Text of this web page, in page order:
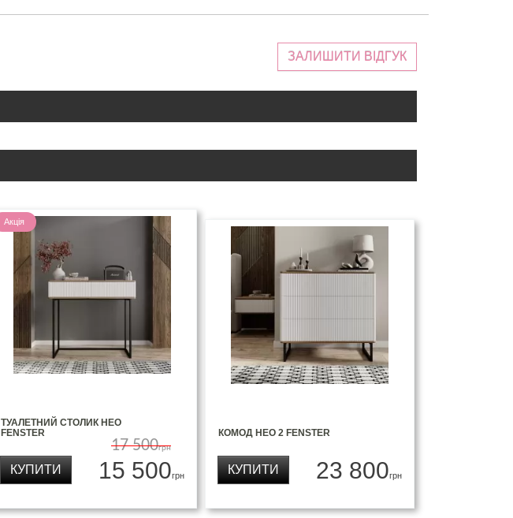
ЗАЛИШИТИ ВІДГУК
Акція
ТУАЛЕТНИЙ СТОЛИК НЕО
FENSTER
17 500грн
15 500грн
КУПИТИ
КОМОД НЕО 2 FENSTER
23 800грн
КУПИТИ